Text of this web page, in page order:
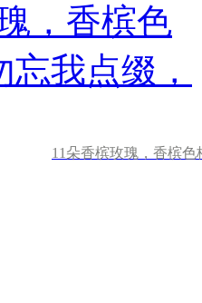
11朵香槟玫瑰，香槟